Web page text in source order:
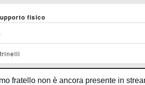
fisico